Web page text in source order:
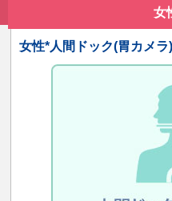
女
女性*人間ドック(胃カメ